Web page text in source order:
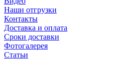
Наши отгрузки
Контакты
Доставка и оплата
Сроки доставки
Фотогалерея
Статьи